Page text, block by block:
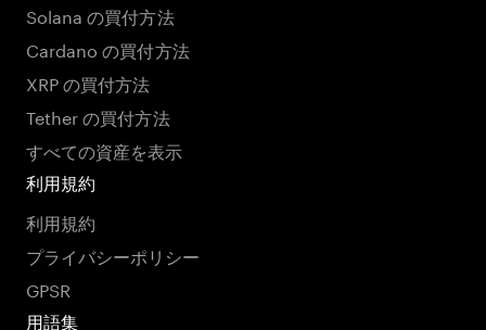
Solana の買付方法
Cardano の買付方法
XRP の買付方法
Tether の買付方法
すべての資産を表示
利用規約
利用規約
プライバシーポリシー
GPSR
用語集